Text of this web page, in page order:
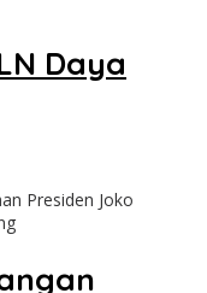
Daya
Presiden Joko